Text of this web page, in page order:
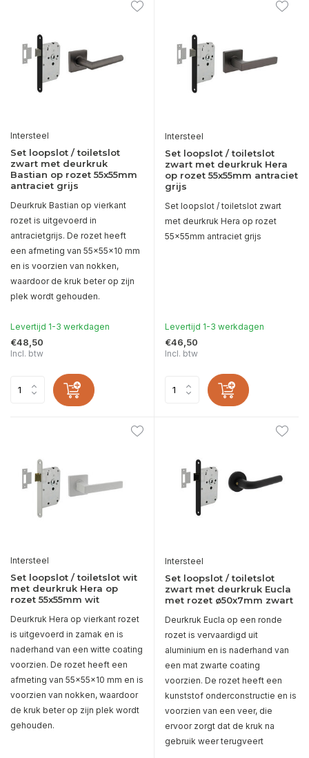
Intersteel
Set loopslot / toiletslot
zwart met deurkruk
Bastian op rozet 55x55mm
antraciet grijs
Deurkruk Bastian op vierkant
rozet is uitgevoerd in
antracietgrijs. De rozet heeft
een afmeting van 55x55x10 mm
en is voorzien van nokken,
waardoor de kruk beter op zijn
plek wordt gehouden.
Levertijd 1-3 werkdagen
€48,50
Incl. btw
Intersteel
Set loopslot / toiletslot
zwart met deurkruk Hera
op rozet 55x55mm antraciet
grijs
Set loopslot / toiletslot zwart
met deurkruk Hera op rozet
55x55mm antraciet grijs
Levertijd 1-3 werkdagen
€46,50
Incl. btw
Intersteel
Set loopslot / toiletslot wit
met deurkruk Hera op
rozet 55x55mm wit
Deurkruk Hera op vierkant rozet
is uitgevoerd in zamak en is
naderhand van een witte coating
voorzien. De rozet heeft een
afmeting van 55x55x10 mm en is
voorzien van nokken, waardoor
de kruk beter op zijn plek wordt
gehouden.
Intersteel
Set loopslot / toiletslot
zwart met deurkruk Eucla
met rozet ø50x7mm zwart
Deurkruk Eucla op een ronde
rozet is vervaardigd uit
aluminium en is naderhand van
een mat zwarte coating
voorzien. De rozet heeft een
kunststof onderconstructie en is
voorzien van een veer, die
ervoor zorgt dat de kruk na
gebruik weer terugveert